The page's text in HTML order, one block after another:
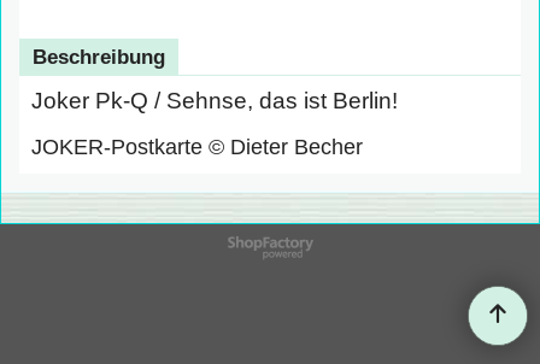
Beschreibung
Joker Pk-Q / Sehnse, das ist Berlin!
JOKER-Postkarte © Dieter Becher
WebShop erstellt mit
ShopFactory Shop